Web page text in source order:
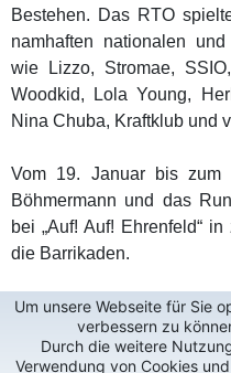
Bestehen. Das RTO
namhaften nationalen
wie Lizzo, Stromae,
Woodkid, Lola Young,
Nina Chuba, Kraftklub und
Vom 19. Januar bis zum
Böhmermann und das
bei „Auf! Auf! Ehrenfeld“
die Barrikaden.
Um unsere Webseite für Sie
verbessern zu
Durch die weitere
Verwendung von Cookies